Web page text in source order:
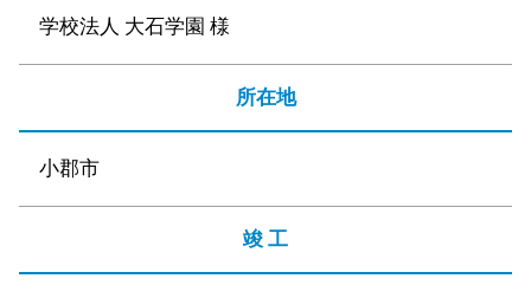
学校法人 大石学園 様
所在地
小郡市
竣 工